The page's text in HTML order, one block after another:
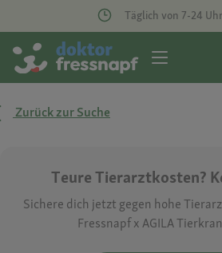
Täglich von 7-24
Zurück zur Suche
Teure Tierarztkosten?
Sichere dich jetzt gegen hohe
Fressnapf x AGILA